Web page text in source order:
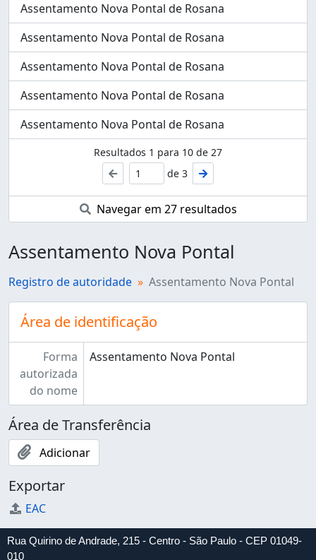
Assentamento Nova Pontal de Rosana
Assentamento Nova Pontal de Rosana
Assentamento Nova Pontal de Rosana
Assentamento Nova Pontal de Rosana
Assentamento Nova Pontal de Rosana
Resultados 1 para 10 de 27
de 3
Navegar em 27 resultados
Assentamento Nova Pontal
Registro de autoridade Assentamento Nova Pontal
Área de identificação
Forma
autorizada
do nome
Assentamento Nova Pontal
Área de Transferência
Adicionar
Exportar
EAC
Rua Quirino de Andrade, 215 - Centro - São Paulo - CEP 01049-
010